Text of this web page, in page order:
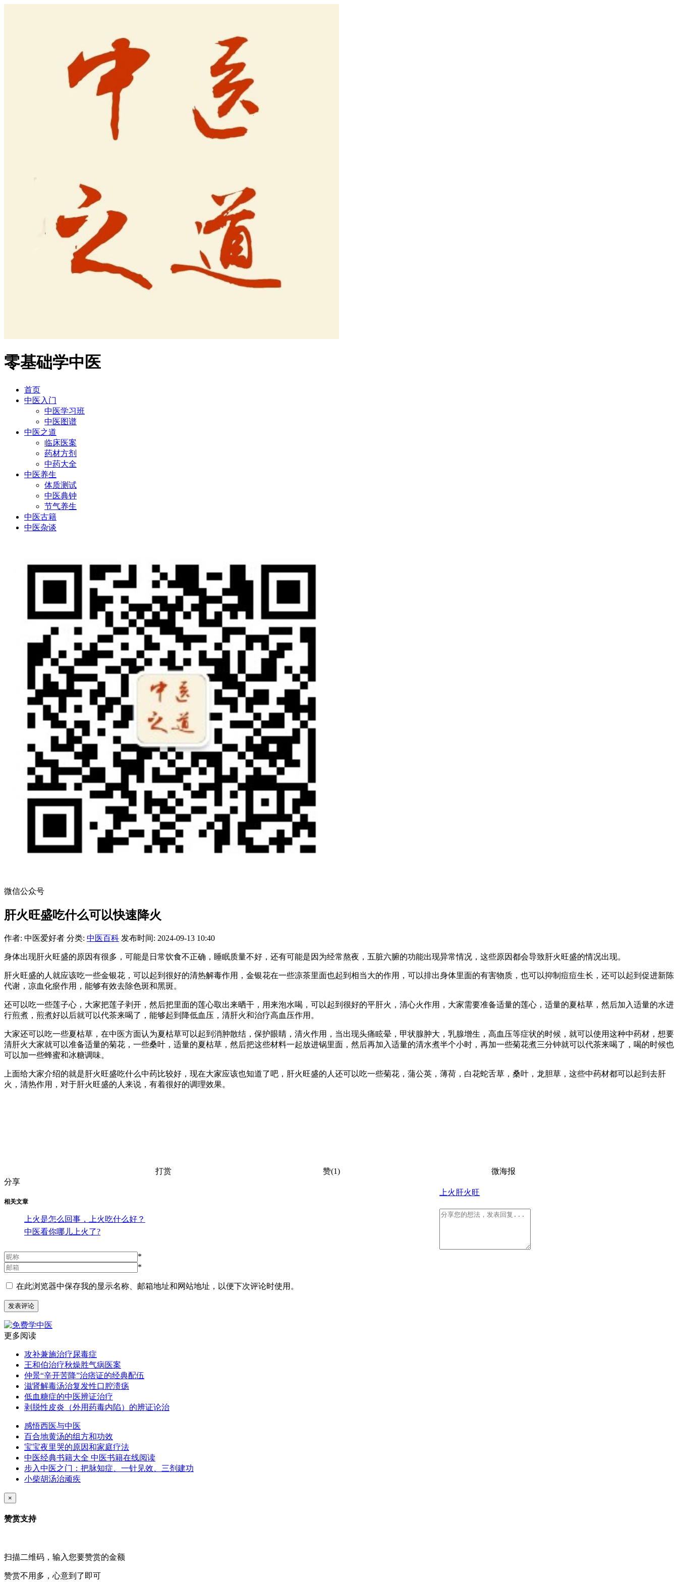
零基础学中医
首页
中医入门
中医学习班
中医图谱
中医之道
临床医案
药材方剂
中药大全
中医养生
体质测试
中医典钟
节气养生
中医古籍
中医杂谈
微信公众号
肝火旺盛吃什么可以快速降火
作者: 中医爱好者 分类: 中医百科 发布时间: 2024-09-13 10:40
身体出现肝火旺盛的原因有很多，可能是日常饮食不正确，睡眠质量不好，还有可能是因为经常熬夜，五脏六腑的功能出现异常情况，这些原因都会导致肝火旺盛的情况出现。
肝火旺盛的人就应该吃一些金银花，可以起到很好的清热解毒作用，金银花在一些凉茶里面也起到相当大的作用，可以排出身体里面的有害物质，也可以抑制痘痘生长，还可以起到促进新陈
代谢，凉血化瘀作用，能够有效去除色斑和黑斑。
还可以吃一些莲子心，大家把莲子剥开，然后把里面的莲心取出来晒干，用来泡水喝，可以起到很好的平肝火，清心火作用，大家需要准备适量的莲心，适量的夏枯草，然后加入适量的水进
行煎煮，煎煮好以后就可以代茶来喝了，能够起到降低血压，清肝火和治疗高血压作用。
大家还可以吃一些夏枯草，在中医方面认为夏枯草可以起到消肿散结，保护眼睛，清火作用，当出现头痛眩晕，甲状腺肿大，乳腺增生，高血压等症状的时候，就可以使用这种中药材，想要
清肝火大家就可以准备适量的菊花，一些桑叶，适量的夏枯草，然后把这些材料一起放进锅里面，然后再加入适量的清水煮半个小时，再加一些菊花煮三分钟就可以代茶来喝了，喝的时候也
可以加一些蜂蜜和冰糖调味。
上面给大家介绍的就是肝火旺盛吃什么中药比较好，现在大家应该也知道了吧，肝火旺盛的人还可以吃一些菊花，蒲公英，薄荷，白花蛇舌草，桑叶，龙胆草，这些中药材都可以起到去肝
火，清热作用，对于肝火旺盛的人来说，有着很好的调理效果。
打赏 赞(1)
微海报
分享
相关文章
上火是怎么回事，上火吃什么好？
中医看你哪儿上火了?
上火 肝火旺
*
*
在此浏览器中保存我的显示名称、邮箱地址和网站地址，以便下次评论时使用。
更多阅读
攻补兼施治疗尿毒症
王和伯治疗秋燥胜气病医案
仲景“辛开苦降”治痞证的经典配伍
滋肾解毒汤治复发性口腔溃疡
低血糖症的中医辨证治疗
剥脱性皮炎（外用药毒内陷）的辨证论治
感悟西医与中医
百合地黄汤的组方和功效
宝宝夜里哭的原因和家庭疗法
中医经典书籍大全 中医书籍在线阅读
步入中医之门：把脉知症、一针见效、三剂建功
小柴胡汤治顽疾
×
赞赏支持
扫描二维码，输入您要赞赏的金额
赞赏不用多，心意到了即可